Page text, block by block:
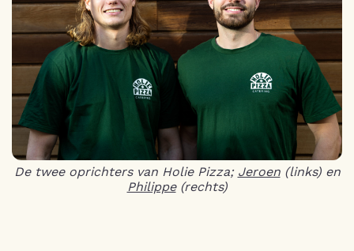
De twee oprichters van Holie Pizza; Jeroen(links) en
Philippe(rechts)